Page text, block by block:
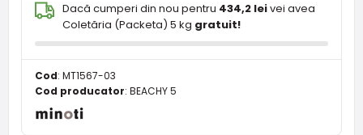
Dacă cumperi din nou pentru 434,2 leivei avea
Coletăria (Packeta) 5 kg gratuit!
Cod: MT1567-03
Cod producator: BEACHY 5